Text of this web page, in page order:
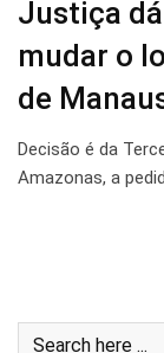
Justiça
mudar o
de
Decisão é da
Amazonas, a